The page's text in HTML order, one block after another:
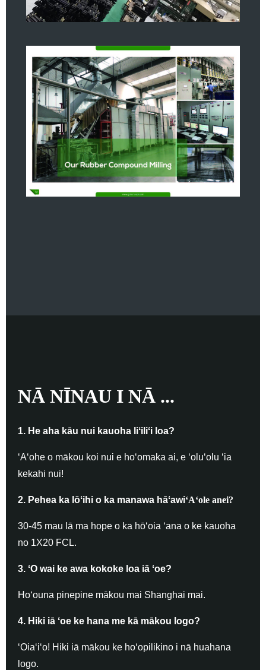
NĀ NĪNAU I NĀ ...
1. He aha kāu nui kauoha liʻiliʻi loa?
ʻAʻohe o mākou koi nui e hoʻomaka ai, e ʻoluʻolu ʻia
kekahi nui!
2. Pehea ka lōʻihi o ka manawa hāʻawiʻAʻole anei?
30-45 mau lā ma hope o ka hōʻoia ʻana o ke kauoha
no 1X20 FCL.
3. ʻO wai ke awa kokoke loa iā ʻoe?
Hoʻouna pinepine mākou mai Shanghai mai.
4. Hiki iā ʻoe ke hana me kā mākou logo?
ʻOiaʻiʻo! Hiki iā mākou ke hoʻopilikino i nā huahana
logo.